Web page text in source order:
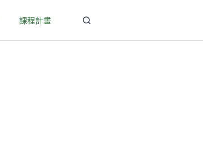
課程計畫